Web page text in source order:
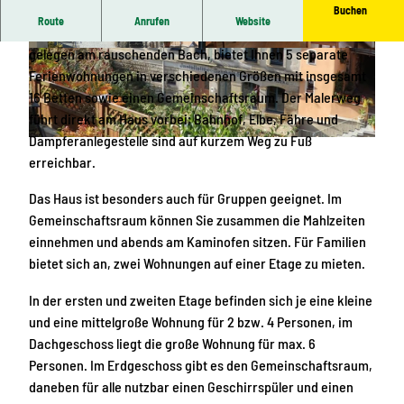
© Gudrun Diesel |CC-BY-SA
© Gudrun Diesel |CC-BY-SA © Gudrun Diesel | CC-BY-SA
Route Anrufen Website
Buchen
gelegen am rauschenden Bach, bietet Ihnen 5 separate
Ferienwohnungen in verschiedenen Größen mit insgesamt
16 Betten sowie einen Gemeinschaftsraum. Der Malerweg
führt direkt am Haus vorbei; Bahnhof, Elbe, Fähre und
Dampferanlegestelle sind auf kurzem Weg zu Fuß
erreichbar.
Das Haus ist besonders auch für Gruppen geeignet. Im
Gemeinschaftsraum können Sie zusammen die Mahlzeiten
einnehmen und abends am Kaminofen sitzen. Für Familien
bietet sich an, zwei Wohnungen auf einer Etage zu mieten.
In der ersten und zweiten Etage befinden sich je eine kleine
und eine mittelgroße Wohnung für 2 bzw. 4 Personen, im
Dachgeschoss liegt die große Wohnung für max. 6
Personen. Im Erdgeschoss gibt es den Gemein­­schafts­­raum,
daneben für alle nutzbar einen Geschirr­­spüler und einen